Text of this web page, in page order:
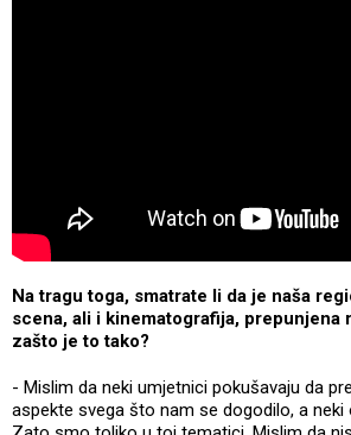
Na tragu toga, smatrate li da je naša
scena, ali i kinematografija, prepunjena
zašto je to tako?
- Mislim da neki umjetnici pokušavaju da
aspekte svega što nam se dogodilo, a